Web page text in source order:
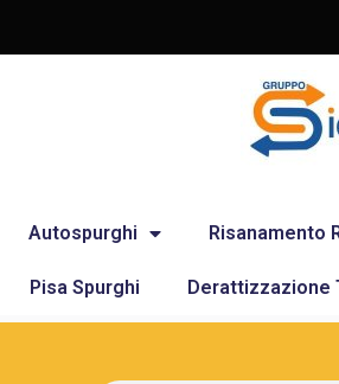
Autospurghi Risanamento
Pisa Spurghi Derattizzazione